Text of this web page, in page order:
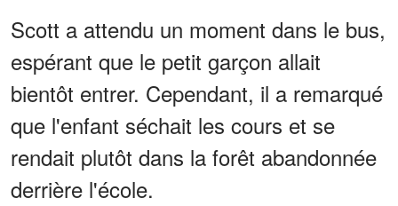
Scott a attendu un moment dans le bus,
espérant que le petit garçon allait
bientôt entrer. Cependant, il a remarqué
que l'enfant séchait les cours et se
rendait plutôt dans la forêt abandonnée
derrière l'école.